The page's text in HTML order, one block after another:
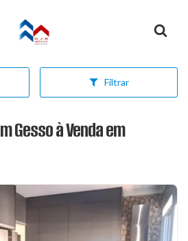
Página inicial
Filtrar
Gesso à Venda em